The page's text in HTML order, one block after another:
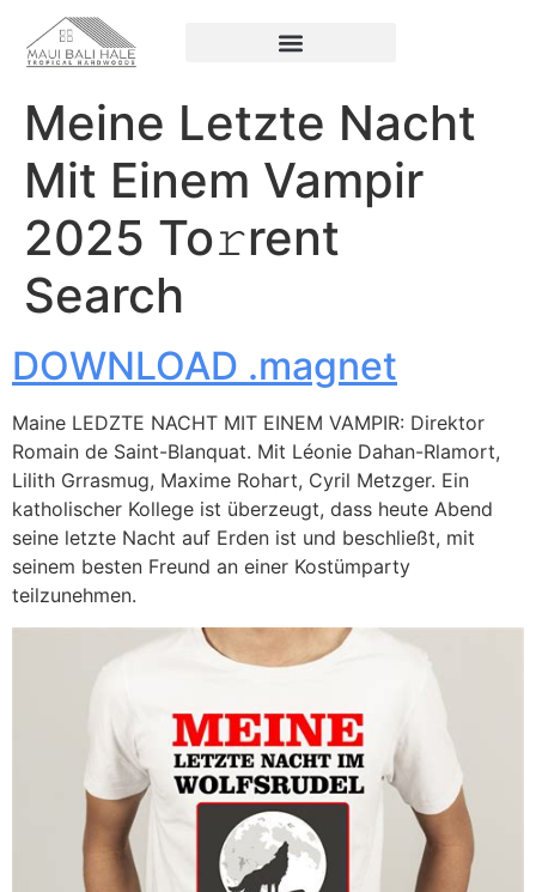
Meine Letzte Nacht
Mit Einem Vampir
2025 To𝚛rent
Search
DOWNLOAD .magnet
Maine LEDZTE NACHT MIT EINEM VAMPIR: Direktor
Romain de Saint-Blanquat. Mit Léonie Dahan-Rlamort,
Lilith Grrasmug, Maxime Rohart, Cyril Metzger. Ein
katholischer Kollege ist überzeugt, dass heute Abend
seine letzte Nacht auf Erden ist und beschließt, mit
seinem besten Freund an einer Kostümparty
teilzunehmen.